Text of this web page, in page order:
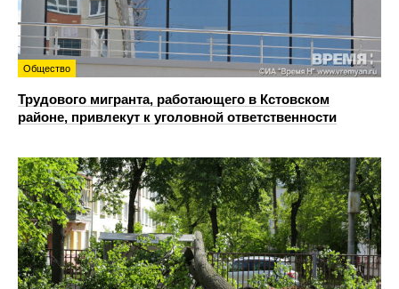
Общество
Трудового мигранта, работающего в Кстовском
районе, привлекут к уголовной ответственности